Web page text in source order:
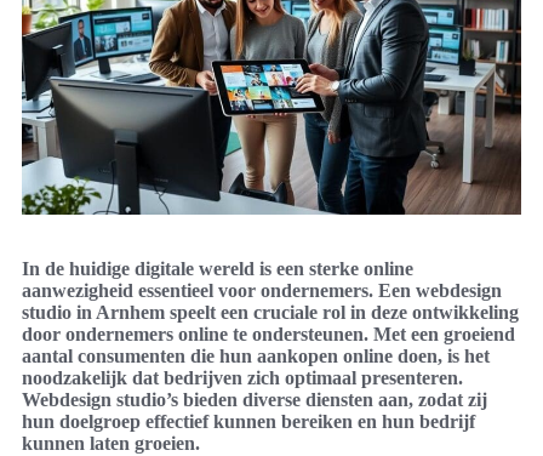
In de huidige digitale wereld is een sterke online
aanwezigheid essentieel voor ondernemers. Een webdesign
studio in Arnhem speelt een cruciale rol in deze ontwikkeling
door ondernemers online te ondersteunen. Met een groeiend
aantal consumenten die hun aankopen online doen, is het
noodzakelijk dat bedrijven zich optimaal presenteren.
Webdesign studio’s bieden diverse diensten aan, zodat zij
hun doelgroep effectief kunnen bereiken en hun bedrijf
kunnen laten groeien.